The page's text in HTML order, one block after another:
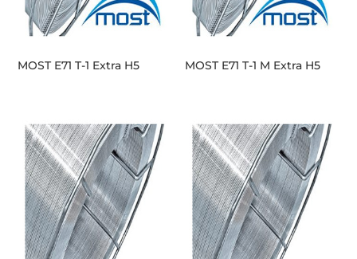
MOST E71 T-1 Extra H5 MOST E71 T-1 M Extra H5